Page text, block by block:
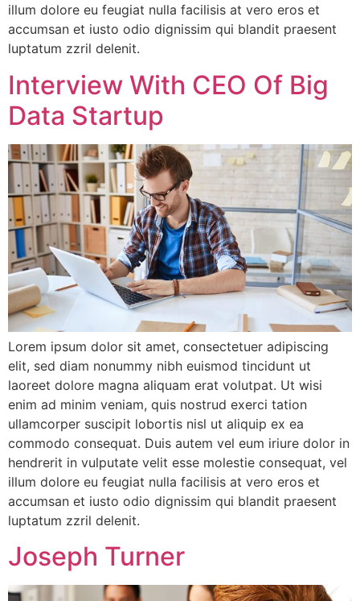
illum dolore eu feugiat nulla facilisis at vero eros et
accumsan et iusto odio dignissim qui blandit praesent
luptatum zzril delenit.
Interview With CEO Of Big
Data Startup
Lorem ipsum dolor sit amet, consectetuer adipiscing
elit, sed diam nonummy nibh euismod tincidunt ut
laoreet dolore magna aliquam erat volutpat. Ut wisi
enim ad minim veniam, quis nostrud exerci tation
ullamcorper suscipit lobortis nisl ut aliquip ex ea
commodo consequat. Duis autem vel eum iriure dolor in
hendrerit in vulputate velit esse molestie consequat, vel
illum dolore eu feugiat nulla facilisis at vero eros et
accumsan et iusto odio dignissim qui blandit praesent
luptatum zzril delenit.
Joseph Turner